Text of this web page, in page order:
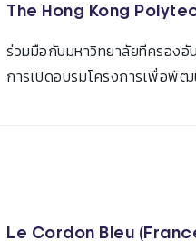
The Hong Kong
ร่วมมือกับมหาวิทยาลัยทีครอง
การเปิดอบรมโครงการเพื่อพั
Le Cordon Bleu